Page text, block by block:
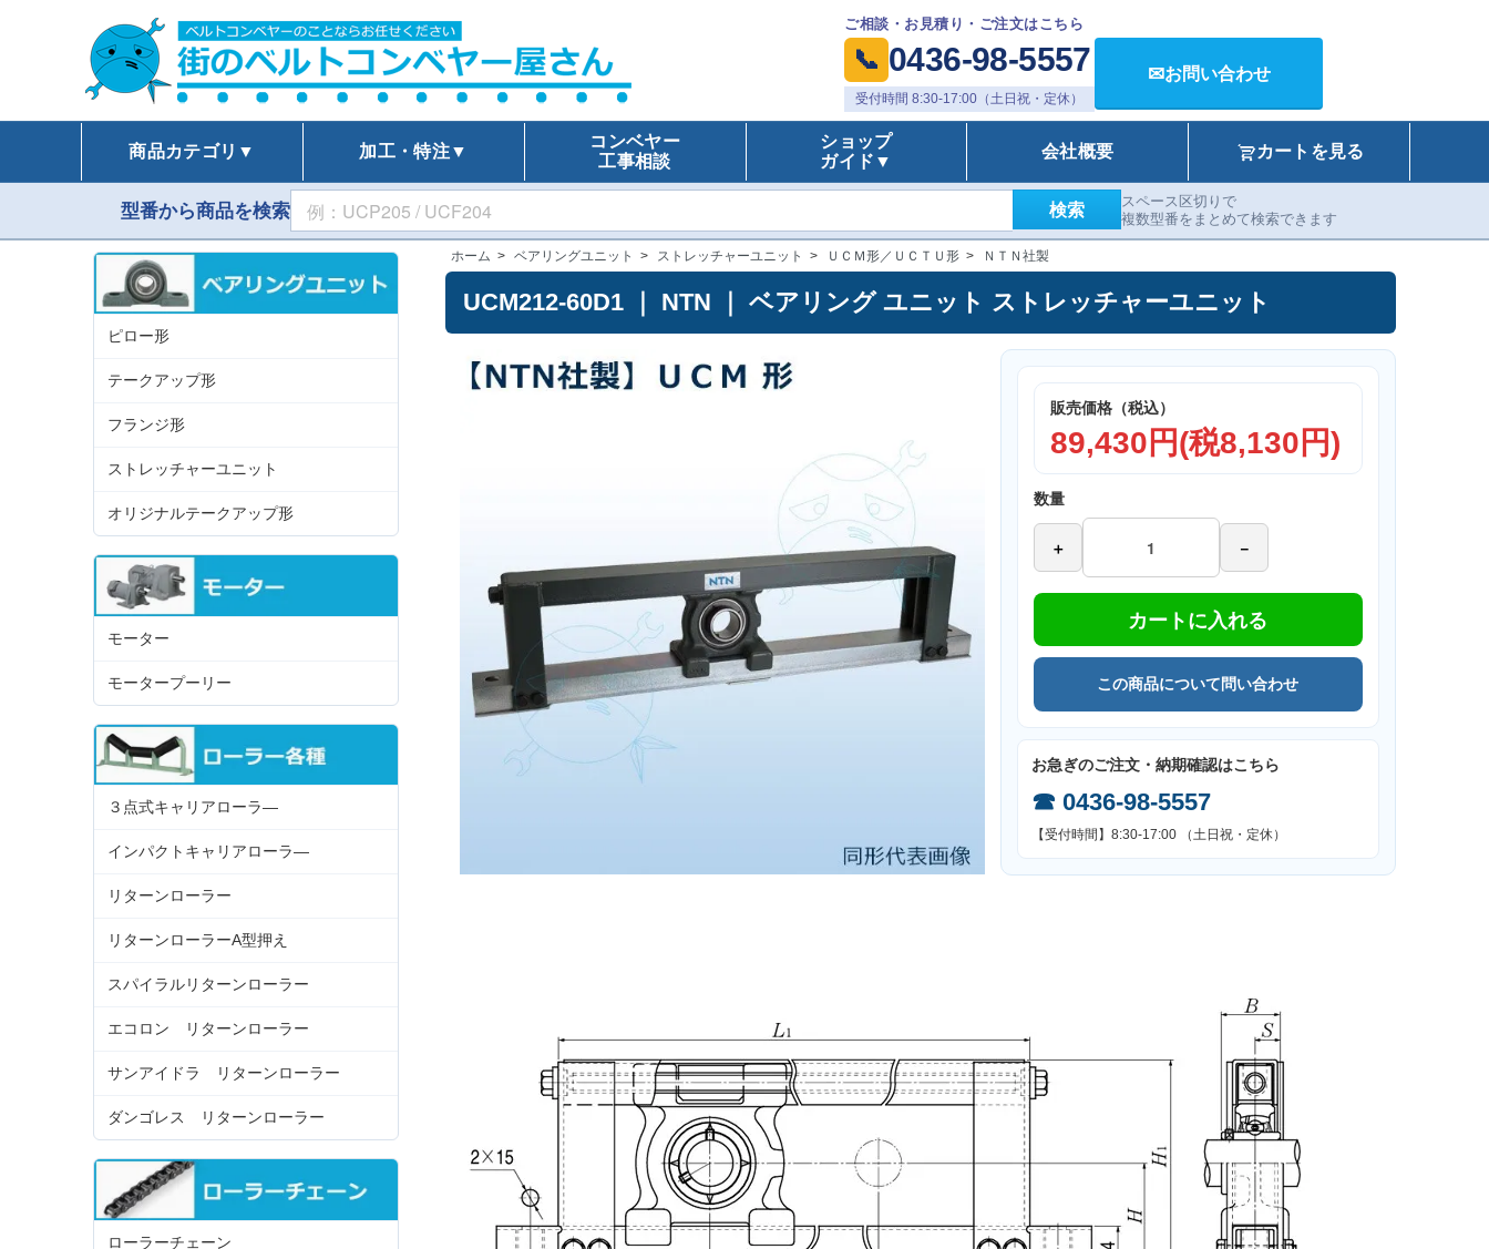
ご相談・お見積り・ご注文はこちら
📞 0436-98-5557
受付時間 8:30-17:00（土日祝・定休）
✉お問い合わせ
商品カテゴリ▼ 加工・特注▼
コンベヤー
工事相談
ショップ
ガイド▼
会社概要 カートを見る
型番から商品を検索 検索
スペース区切りで
複数型番をまとめて検索できます
ホーム > ベアリングユニット > ストレッチャーユニット > ＵＣＭ形／ＵＣＴＵ形 > ＮＴＮ社製
UCM212-60D1 ｜ NTN ｜ ベアリング ユニット ストレッチャーユニット
販売価格（税込）
89,430円(税8,130円)
数量
＋ －
カートに入れる
この商品について問い合わせ
お急ぎのご注文・納期確認はこちら
☎ 0436-98-5557
【受付時間】8:30-17:00 （土日祝・定休）
ピロー形
テークアップ形
フランジ形
ストレッチャーユニット
オリジナルテークアップ形
モーター
モータープーリー
３点式キャリアローラ―
インパクトキャリアローラ―
リターンローラー
リターンローラーA型押え
スパイラルリターンローラー
エコロン リターンローラー
サンアイドラ リターンローラー
ダンゴレス リターンローラー
ローラーチェーン